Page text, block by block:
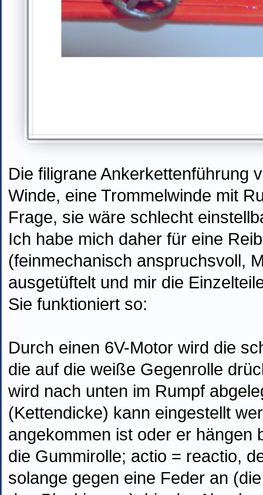
Die filigrane Ankerkettenführung
Winde, eine Trommelwinde mit
Frage, sie wäre schlecht
Ich habe mich daher für eine
(feinmechanisch anspruchsvoll,
ausgetüftelt und mir die
Sie funktioniert so:
Durch einen 6V-Motor wird die
die auf die weiße Gegenrolle
wird nach unten im Rumpf
(Kettendicke) kann eingestellt
angekommen ist oder er hängen
die Gummirolle; actio = reactio,
solange gegen eine Feder an